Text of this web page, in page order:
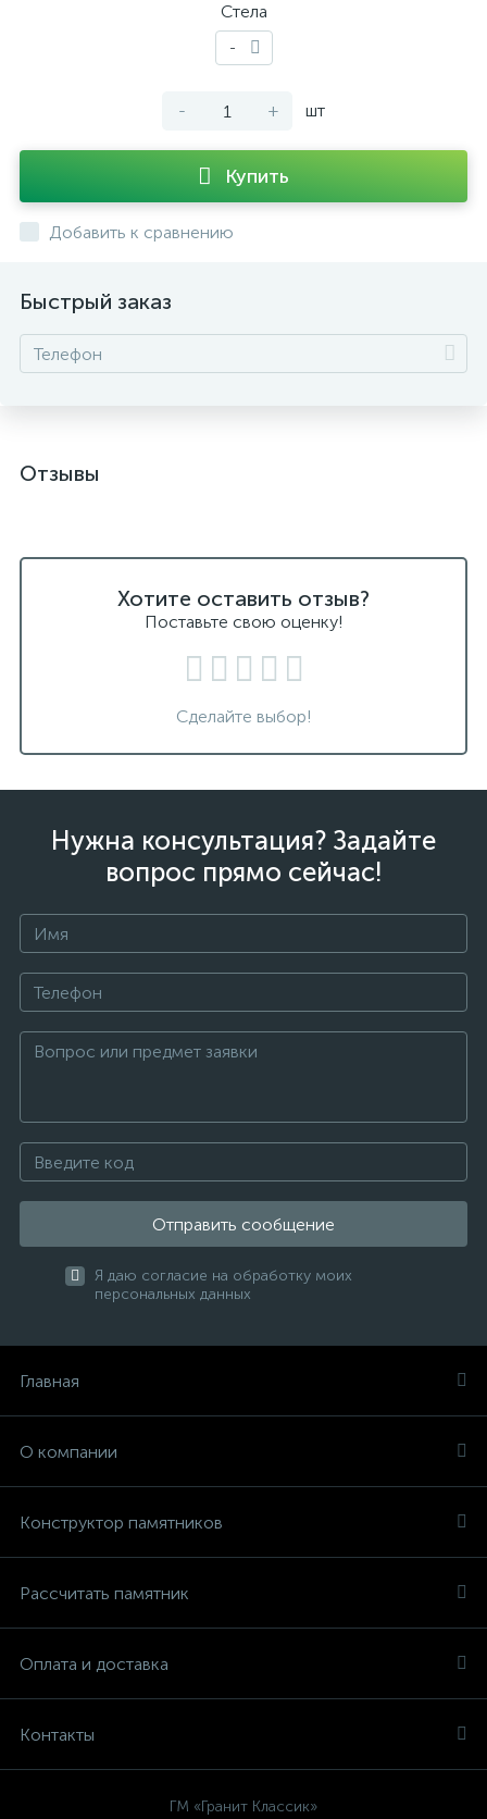
Стела
-
- + шт
Купить
Добавить к сравнению
Быстрый заказ
Отзывы
Хотите оставить отзыв?
Поставьте свою оценку!
Сделайте выбор!
Нужна консультация? Задайте
вопрос прямо сейчас!
Отправить сообщение
Я даю согласие на обработку моих
персональных данных
Главная
О компании
Конструктор памятников
Рассчитать памятник
Оплата и доставка
Контакты
ГМ «Гранит Классик»